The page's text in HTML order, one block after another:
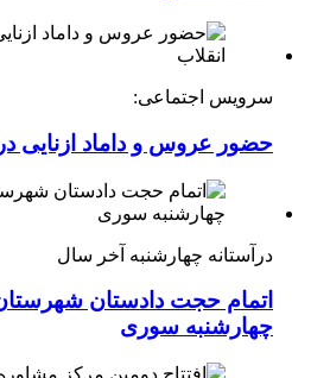
سرویس اجتماعی:
حضور عروس و داماد ازنایی در
درآستانه چهارشنبه آخر سال
اتمام حجت دادستان
چهارشنبه ‌سوری